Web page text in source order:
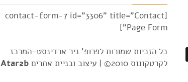
[contact-form-7 id="3306" title="Contact
Page Form"]
כל הזכיות שמורות לפרופ' ניר ארדינסט-המרכז
לקרטקונוס 2010© |
עיצוב ובניית אתרים Atar2b